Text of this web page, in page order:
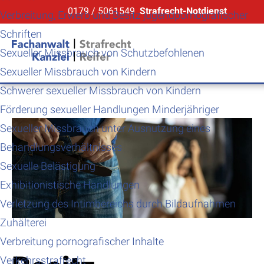
0179 / 5061549 Strafrecht-Notdienst
Verbreitung, Erwerb und Besitz jugendpornografischer
Schriften
Sexueller Missbrauch von Schutzbefohlenen
Sexueller Missbrauch von Kindern
Schwerer sexueller Missbrauch von Kindern
Förderung sexueller Handlungen Minderjähriger
Sexueller Missbrauch unter Ausnutzung eines
Behandlungsverhältnisses
Sexuelle Belästigung
Exhibitionistische Handlungen
Verletzung des Intimbereichs durch Bildaufnahmen
Zuhälterei
Verbreitung pornografischer Inhalte
Verkehrsstrafrecht